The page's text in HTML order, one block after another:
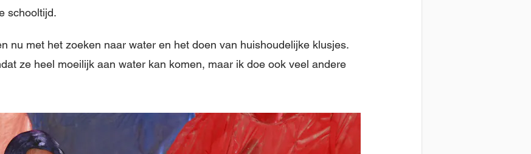
schooltijd.
nu met het zoeken naar water en het doen van huishoudelijke klusjes.
ze heel moeilijk aan water kan komen, maar ik doe ook veel andere